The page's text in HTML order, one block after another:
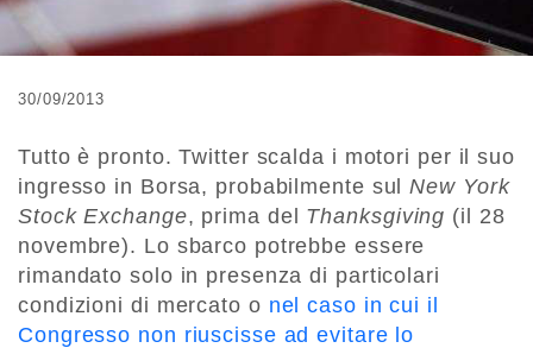
30/09/2013
Tutto è pronto. Twitter scalda i motori per il suo
ingresso in Borsa, probabilmente sulNew York
Stock Exchange, prima del Thanksgiving (il 28
novembre). Lo sbarco potrebbe essere
rimandato solo in presenza di particolari
condizioni di mercato o nel caso in cui il
Congresso non riuscisse ad evitare lo